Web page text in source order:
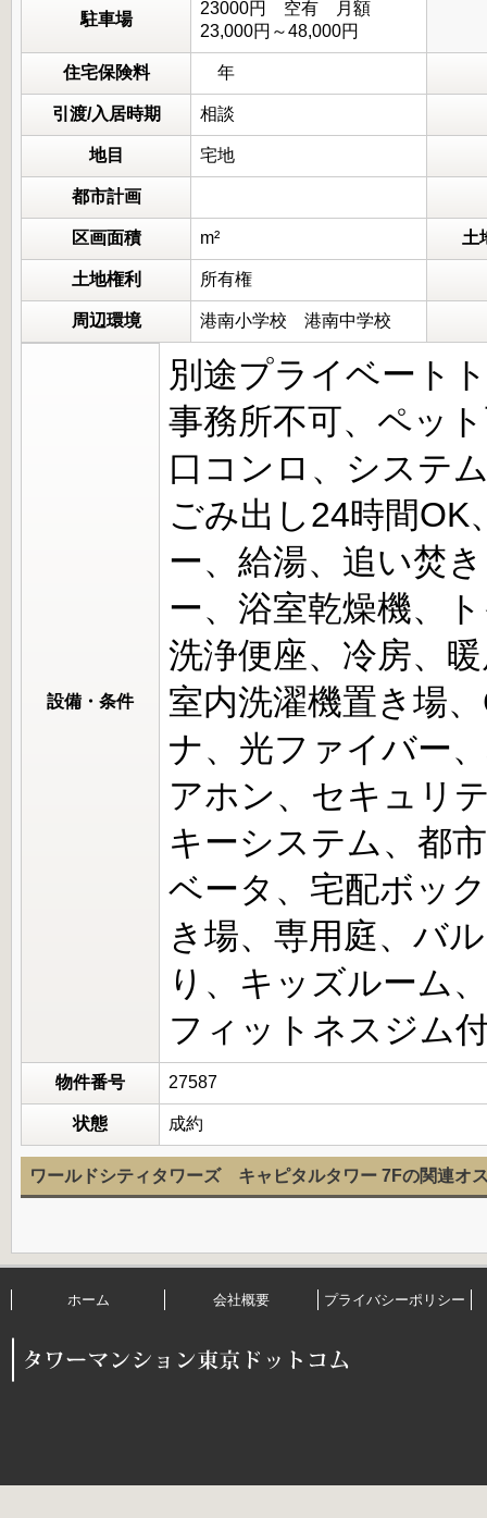
駐車場
23000円 空有 月額
23,000円～48,000円
住宅保険料 年
引渡/入居時期 相談
地目 宅地
都市計画
区画面積 m² 土
土地権利 所有権
周辺環境 港南小学校 港南中学校
設備・条件
別途プライベート
事務所不可、ペッ
口コンロ、システ
ごみ出し24時間OK
ー、給湯、追い焚
ー、浴室乾燥機、
洗浄便座、冷房、
室内洗濯機置き場
ナ、光ファイバー
アホン、セキュリ
キーシステム、都
ベータ、宅配ボッ
き場、専用庭、バ
り、キッズルーム
フィットネスジム
物件番号 27587
状態 成約
ワールドシティタワーズ キャピタルタワー 7Fの関連オ
ホーム 会社概要 プライバシーポリシー